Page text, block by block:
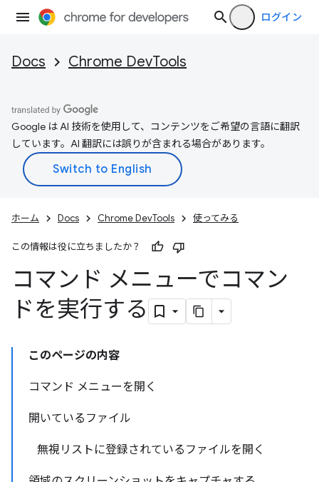
ログイン
Docs Chrome DevTools
Google は AI 技術を使用して、コンテンツをご希望の言語に翻訳
しています。AI 翻訳には誤りが含まれる場合があります。
ホーム Docs Chrome DevTools 使ってみる
この情報は役に立ちましたか？
コマンド メニューでコマン
ドを実行する
このページの内容
コマンド メニューを開く
開いているファイル
無視リストに登録されているファイルを開く